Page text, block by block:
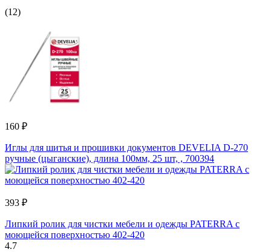
(12)
160 ₽
Иглы для шитья и прошивки документов DEVELIA D-270
ручные (цыганские), длина 100мм, 25 шт, , 700394
393 ₽
Липкий ролик для чистки мебели и одежды PATERRA с
моющейся поверхностью 402-420
4.7